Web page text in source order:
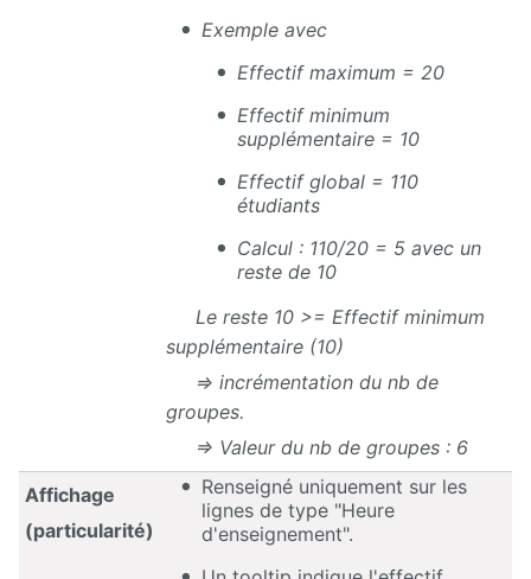
Exemple avec
Effectif maximum = 20
Effectif minimum
supplémentaire = 10
Effectif global = 110
étudiants
Calcul : 110/20 = 5 avec un
reste de 10
Le reste 10 >= Effectif minimum
supplémentaire (10)
=> incrémentation du nb de
groupes.
=> Valeur du nb de groupes : 6
Affichage
(particularité)
Renseigné uniquement sur les
lignes de type "Heure
d'enseignement".